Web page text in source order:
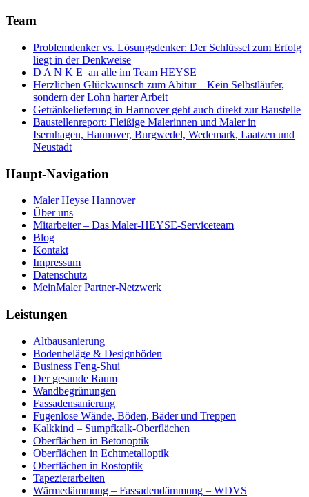
Team
Problemdenker vs. Lösungsdenker: Der Schlüssel zum Erfolg
liegt in der Denkweise
D A N K E an alle im Team HEYSE
Herzlichen Glückwunsch zum Abitur – Kein Selbstläufer,
sondern der Lohn harter Arbeit
Getränkelieferung in Hannover geht auch direkt zur Baustelle
Baustellenreport: Fleißige Malerinnen und Maler in
Isernhagen, Hannover, Burgwedel, Wedemark, Laatzen und
Neustadt
Haupt-Navigation
Maler Heyse Hannover
Über uns
Mitarbeiter – Das Maler-HEYSE-Serviceteam
Blog
Kontakt
Impressum
Datenschutz
MeinMaler Partner-Netzwerk
Leistungen
Altbausanierung
Bodenbeläge & Designböden
Business Feng-Shui
Der gesunde Raum
Wandbegrünungen
Fassadensanierung
Fugenlose Wände, Böden, Bäder und Treppen
Kalkkind – Sumpfkalk-Oberflächen
Oberflächen in Betonoptik
Oberflächen in Echtmetalloptik
Oberflächen in Rostoptik
Tapezierarbeiten
Wärmedämmung – Fassadendämmung – WDVS